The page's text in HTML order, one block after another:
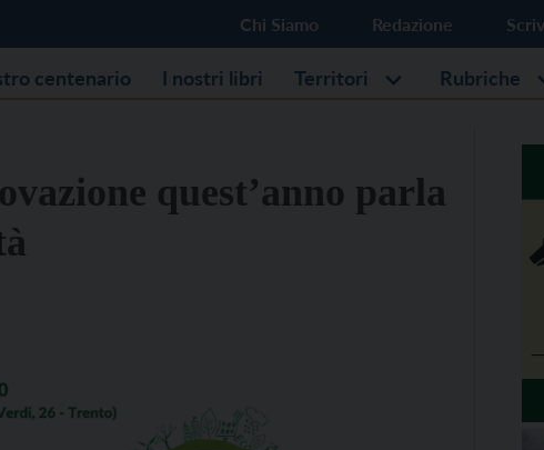
Chi Siamo Redazione
centenario I nostri libri Territori Rubriche
quest’anno parla